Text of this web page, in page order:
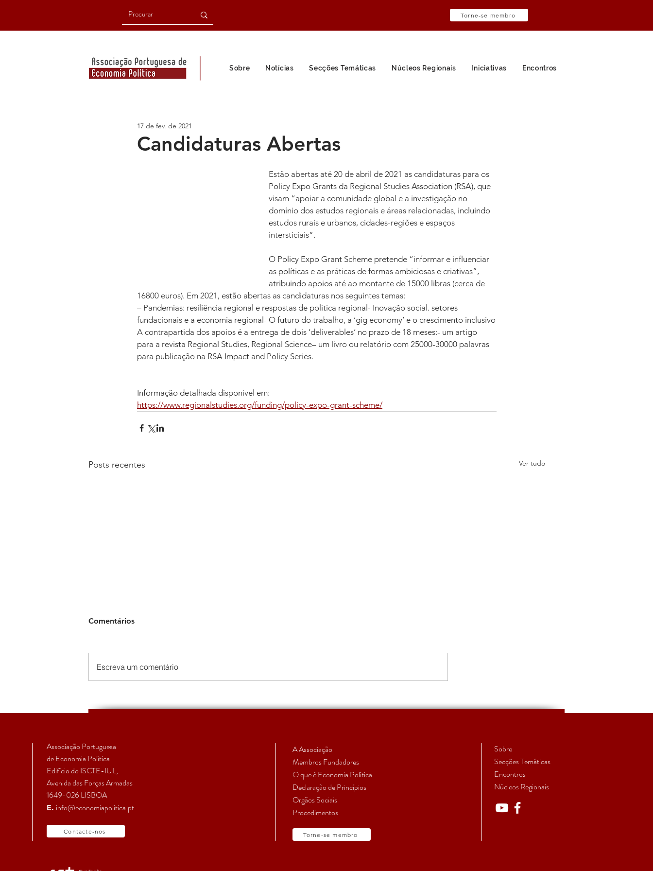
Torne-se membro
Sobre Notícias Secções Temáticas Núcleos Regionais Iniciativas Encontros
Candidaturas Abertas
17 de fev. de 2021
Estão abertas até 20 de abril de 2021 as candidaturas para os
Policy Expo Grants da Regional Studies Association (RSA), que
visam “apoiar a comunidade global e a investigação no
domínio dos estudos regionais e áreas relacionadas, incluindo
estudos rurais e urbanos, cidades-regiões e espaços
intersticiais”.
O Policy Expo Grant Scheme pretende “informar e influenciar
as políticas e as práticas de formas ambiciosas e criativas”,
atribuindo apoios até ao montante de 15000 libras (cerca de
16800 euros). Em 2021, estão abertas as candidaturas nos seguintes temas:
– Pandemias: resiliência regional e respostas de política regional- Inovação social. setores
fundacionais e a economia regional- O futuro do trabalho, a ‘gig economy’ e o crescimento inclusivo
A contrapartida dos apoios é a entrega de dois ‘deliverables’ no prazo de 18 meses:- um artigo
para a revista Regional Studies, Regional Science– um livro ou relatório com 25000-30000 palavras
para publicação na RSA Impact and Policy Series.
Informação detalhada disponível em:
https://www.regionalstudies.org/funding/policy-expo-grant-scheme/
Posts recentes Ver tudo
de recursos humanos
Auxiliar
Comentários
Escreva um comentário
Associação Portuguesa
de Economia Política
Edifício do ISCTE-IUL,
Avenida das Forças Armadas
1649-026 LISBOA
E. info@economiapolitica.pt
Contacte-nos
A Associação
Membros Fundadores
O que é Economia Política
Declaração de Princípios
Orgãos Sociais
Procedimentos
Torne-se membro
Sobre
Secções Temáticas
Encontros
Núcleos Regionais